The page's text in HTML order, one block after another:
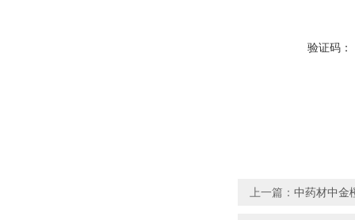
验证码：
上一篇： 中药材中金